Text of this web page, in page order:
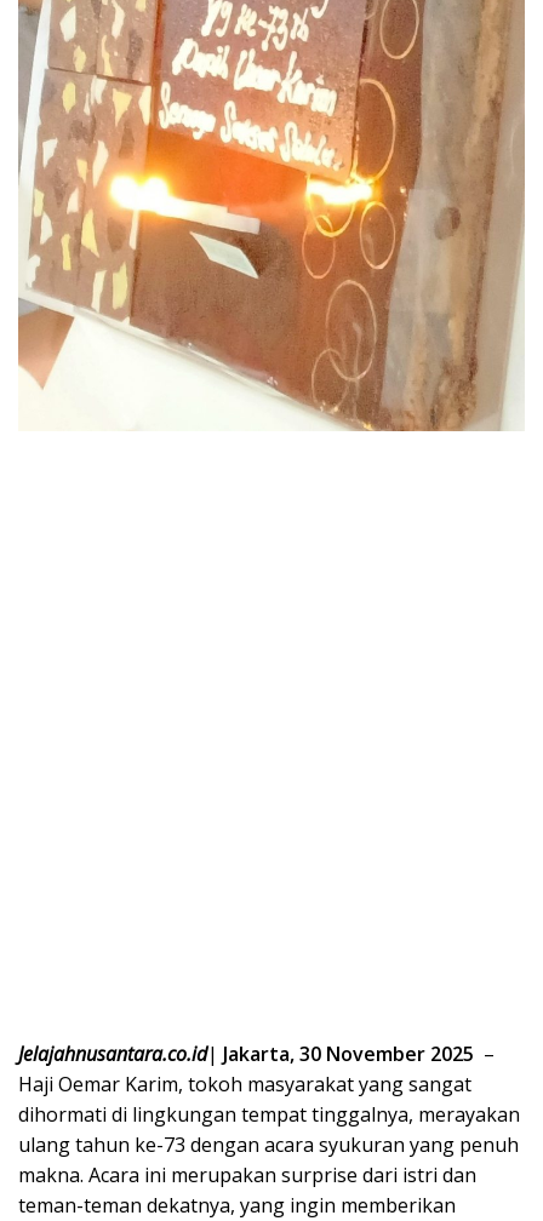
Jelajahnusantara.co.id| Jakarta, 30 November 2025 –
Haji Oemar Karim, tokoh masyarakat yang sangat
dihormati di lingkungan tempat tinggalnya, merayakan
ulang tahun ke-73 dengan acara syukuran yang penuh
makna. Acara ini merupakan surprise dari istri dan
teman-teman dekatnya, yang ingin memberikan